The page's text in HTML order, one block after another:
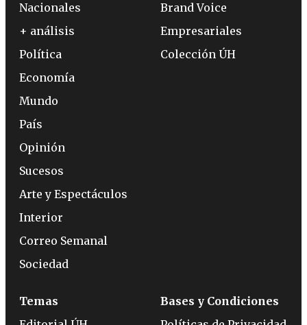
Nacionales
+ análisis
Política
Economía
Mundo
País
Opinión
Sucesos
Arte y Espectáculos
Interior
Correo Semanal
Sociedad
Brand Voice
Empresariales
Colección ÚH
Temas
Bases y Condiciones